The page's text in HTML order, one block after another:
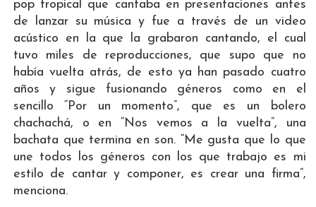
pop tropical que cantaba en presentaciones antes
de lanzar su música y fue a través de un video
acústico en la que la grabaron cantando, el cual
tuvo miles de reproducciones, que supo que no
había vuelta atrás, de esto ya han pasado cuatro
años y sigue fusionando géneros como en el
sencillo “Por un momento”, que es un bolero
chachachá, o en “Nos vemos a la vuelta”, una
bachata que termina en son. “Me gusta que lo que
une todos los géneros con los que trabajo es mi
estilo de cantar y componer, es crear una firma”,
menciona.